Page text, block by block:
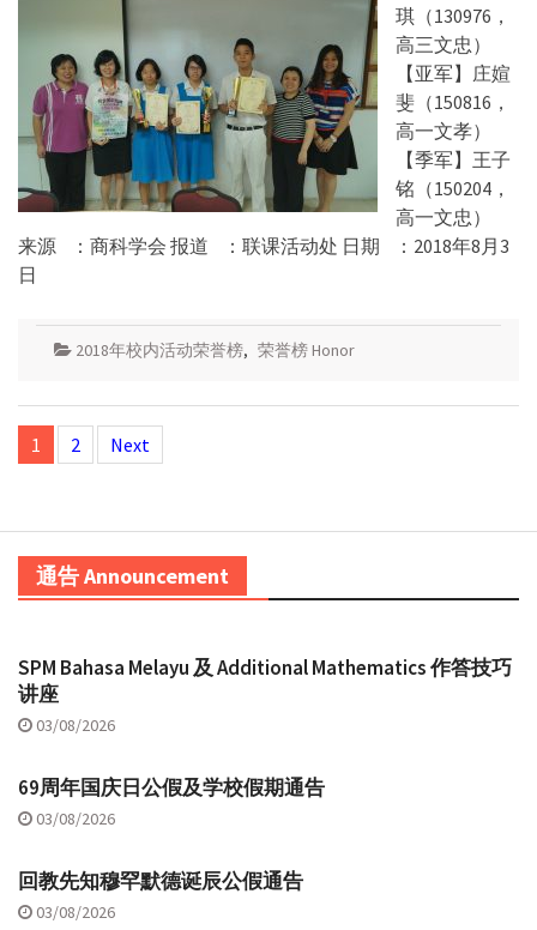
琪（130976，
高三文忠）
【亚军】庄媗
斐（150816，
高一文孝）
【季军】王子
铭（150204，
高一文忠）
来源 ：商科学会 报道 ：联课活动处 日期 ：2018年8月3
日
2018年校内活动荣誉榜, 荣誉榜 Honor
Posts
navigation
1 2 Next
通告 Announcement
SPM Bahasa Melayu 及 Additional Mathematics 作答技巧
讲座
03/08/2026
69周年国庆日公假及学校假期通告
03/08/2026
回教先知穆罕默德诞辰公假通告
03/08/2026